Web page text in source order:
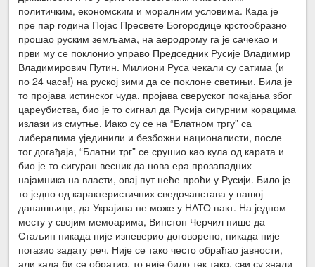
политичким, економским и моралним условима. Када је
пре пар година Појас Пресвете Богородице крстообразно
прошао руским земљама, на аеродрому га је сачекао и
први му се поклонио управо Председник Русије Владимир
Владимирович Путин. Милиони Руса чекали су сатима (и
по 24 часа!) на руској зими да се поклоне светињи. Била је
то пројава истинског чуда, пројава сверуског покајања због
цареубиства, био је то сигнал да Русија сигурним корацима
излази из смутње. Иако су се на “Блатном тргу” са
либералима ујединили и безбожни националисти, после
тог догађаја, “Блатни трг” се срушио као кула од карата и
био је то сигуран весник да нова ера прозападних
најамника на власти, овај пут неће проћи у Русији. Било је
то једно од карактеристичних сведочанстава у нашој
данашњици, да Украјина не може у НАТО пакт. На једном
месту у својим мемоарима, Винстон Черчил пише да
Стаљин никада није изневерио договорено, никада није
погазио задату реч. Није се тако често обраћао јавности,
али када би се обратио, то није било тек тако, сви су знали